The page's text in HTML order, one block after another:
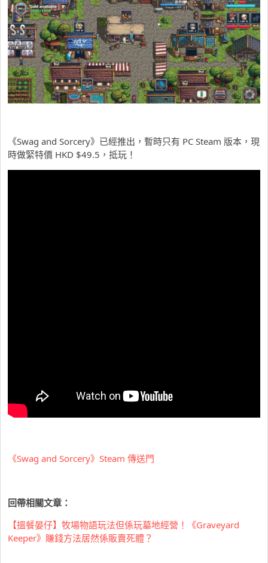
《Swag and Sorcery》已經推出，暫時只有 PC Steam 版本，現
時做緊特價 HKD $49.5，抵玩！
《Swag and Sorcery》Steam 傳送門
回帶相關文章：
【搵餐晏仔】牧場物語玩法但係玩墓地經營！《Graveyard
Keeper》賺錢方法居然係販賣死體？